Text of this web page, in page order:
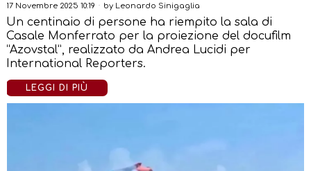
17 Novembre 2025 10:19 by Leonardo Sinigaglia
Un centinaio di persone ha riempito la sala di
Casale Monferrato per la proiezione del docufilm
“Azovstal”, realizzato da Andrea Lucidi per
International Reporters.
LEGGI DI PIÙ